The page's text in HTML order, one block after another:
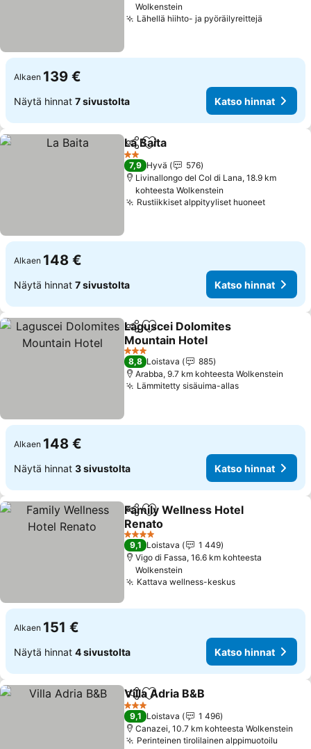
Wolkenstein
Lähellä hiihto- ja pyöräilyreittejä
Alkaen 139 €
Näytä hinnat 7 sivustolta Katso hinnat
Jaa Lisää suosikkeihin
La Baita
2 Tähtiluokitus
7,9 Hyvä
576
Livinallongo del Col di Lana, 18.9 km
kohteesta Wolkenstein
Rustiikkiset alppityyliset huoneetKatso
Alkaen 148 €
Näytä hinnat 7 sivustolta Katso hinnat
Jaa Lisää suosikkeihin
Laguscei Dolomites
Mountain Hotel
Katso hinnat
3 Tähtiluokitus
8,8 Loistava
885
Arabba, 9.7 km kohteesta Wolkenstein
Lämmitetty sisäuima-allasKatso hinnat
Alkaen 148 €
Näytä hinnat 3 sivustolta Katso hinnat
Jaa Lisää suosikkeihin
Family Wellness Hotel
Renato
Katso hinnat
4 Tähtiluokitus
9,1 Loistava
1 449
Vigo di Fassa, 16.6 km kohteesta
Wolkenstein
Kattava wellness-keskusKatso hinnat
Alkaen 151 €
Näytä hinnat 4 sivustolta Katso hinnat
Jaa Lisää suosikkeihin
Villa Adria B&B
3 Tähtiluokitus
9,1 Loistava
1 496
Canazei, 10.7 km kohteesta Wolkenstein
Perinteinen tirolilainen alppimuotoilu